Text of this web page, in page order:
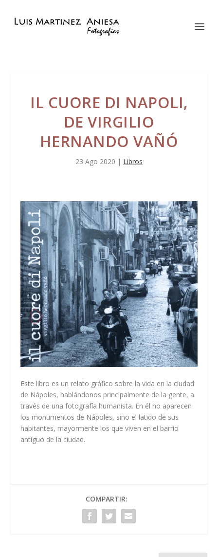
IL CUORE DI NAPOLI,
DE VIRGILIO
HERNANDO VAÑÓ
23 Ago 2020 | Libros
Este libro es un relato gráfico sobre la vida en la ciudad
de Nápoles, hablándonos principalmente de la gente, a
través de una fotografía humanista. En él no aparecen
los monumentos de Nápoles, sino el latido de sus
habitantes, mayormente los que viven en el barrio
antiguo de la ciudad.
COMPARTIR: